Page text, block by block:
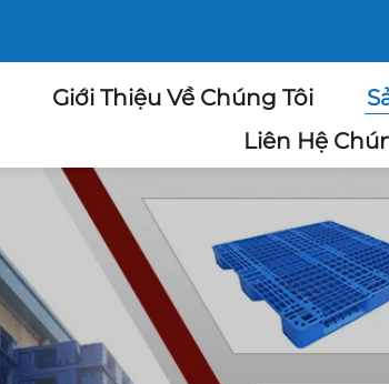
Giới Thiệu Về Chúng Tôi
Liên Hệ